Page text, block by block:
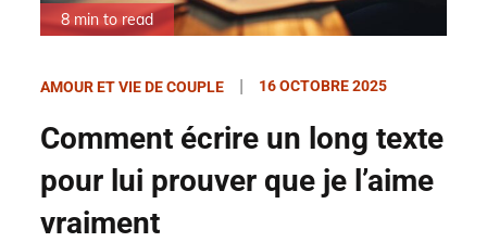
8 min to read
AMOUR ET VIE DE COUPLE
Posted
16 OCTOBRE 2025
Comment écrire un long texte
pour lui prouver que je l’aime
vraiment